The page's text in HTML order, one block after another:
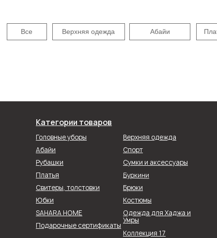
Категории товаров
Головные уборы
Абайи
Рубашки
Коллекция 17
Спорт
Верхняя одежда
Сумки и аксессуары
Юбки
Брюки
SAHARA HOME
Платья
Свитеры, толстовки
Буркини
Костюмы
Подарочные сертификаты
Одежда для Хаджа и
Умры